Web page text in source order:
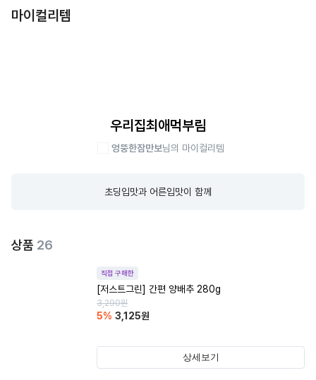
마이컬리템
우리집최애먹부림
엉뚱한잠만보님의 마이컬리템
초딩입맛과 어른입맛이 함께
상품 26
직접 구매한
[저스트그린] 간편 양배추 280g
3,290원
5% 3,125원
상세보기